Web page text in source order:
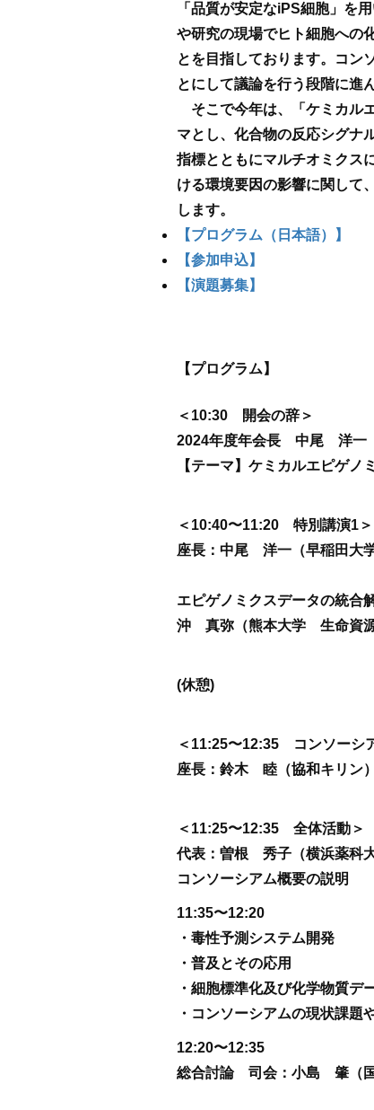
「品質が安定なiPS細胞」を
や研究の現場でヒト細胞への
とを目指しております。コン
とにして議論を行う段階に進
そこで今年は、「ケミカル
マとし、化合物の反応シグナ
指標とともにマルチオミクス
ける環境要因の影響に関して
します。
【プログラム（日本語）】
【参加申込】
【演題募集】
【プログラム】
＜10:30 開会の辞＞
2024年度年会長 中尾 洋一（
【テーマ】ケミカルエピゲ
＜10:40〜11:20 特別講演1＞
座長：中尾 洋一（早稲田大
エピゲノミクスデータの統合
沖 真弥（熊本大学 生命資
(休憩)
＜11:25〜12:35 コンソーシ
座長：鈴木 睦（協和キリン）
＜11:25〜12:35 全体活動＞
代表：曽根 秀子（横浜薬科大
コンソーシアム概要の説明
11:35〜12:20
・毒性予測システム開発
・普及とその応用
・細胞標準化及び化学物質デ
・コンソーシアムの現状課題
12:20〜12:35
総合討論 司会：小島 肇（国